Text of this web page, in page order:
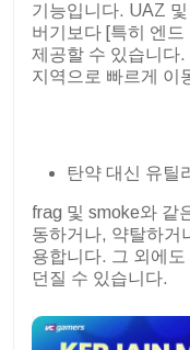
기능입니다. UAZ
버기보다 [특히 엔
제공할 수 있습니다
지역으로 빠르게 이
탄약 대신 유틸
frag 및 smoke와 같
동하거나, 약탈하거
용합니다. 그 외에
던질 수 있습니다.